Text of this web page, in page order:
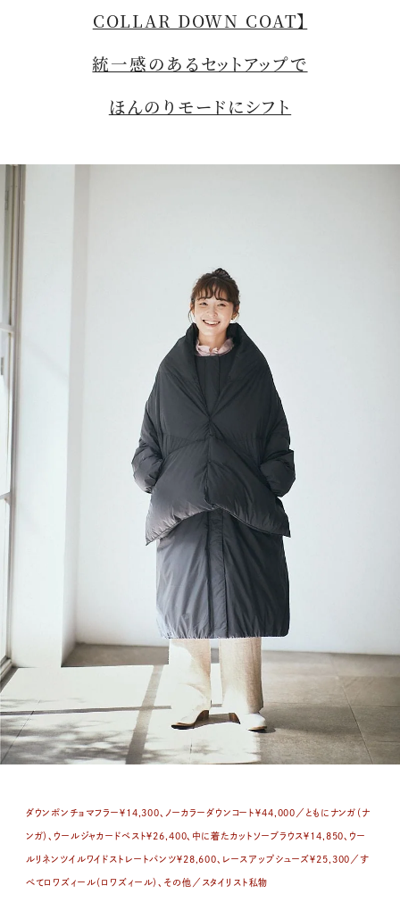
COLLAR DOWN COAT】
統一感のあるセットアップで
ほんのりモードにシフト
ダウンポンチョマフラー￥14,300、ノーカラーダウンコート￥44,000／ともにナンガ（ナ
ンガ）、ウールジャカードベスト￥26,400、中に着たカットソーブラウス￥14,850、ウー
ルリネンツイルワイドストレートパンツ￥28,600、レースアップシューズ￥25,300／す
べてロワズィール（ロワズィール）、その他／スタイリスト私物